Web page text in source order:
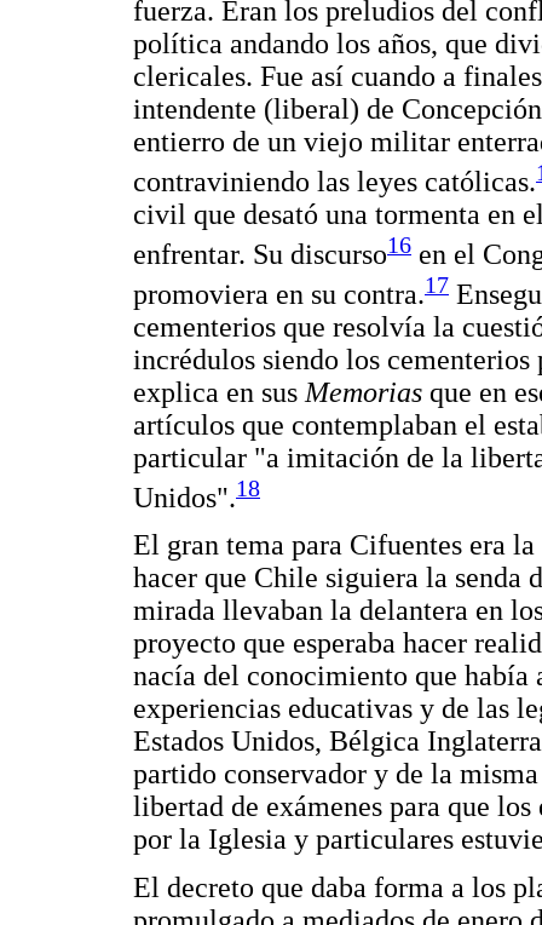
fuerza. Eran los preludios del
política andando los años, que
clericales. Fue así cuando a
intendente (liberal) de
entierro de un viejo militar
contraviniendo las leyes católicas.
civil que desató una tormenta en
enfrentar. Su discurso16 en el
promoviera en su contra.17
cementerios que resolvía la
incrédulos siendo los
explica en sus Memorias que en
artículos que contemplaban el
particular "a imitación de la
Unidos".18
El gran tema para Cifuentes era la
hacer que Chile siguiera la senda
mirada llevaban la delantera en
proyecto que esperaba hacer
nacía del conocimiento que había
experiencias educativas y de las
Estados Unidos, Bélgica
partido conservador y de la
libertad de exámenes para que
por la Iglesia y particulares
El decreto que daba forma a los